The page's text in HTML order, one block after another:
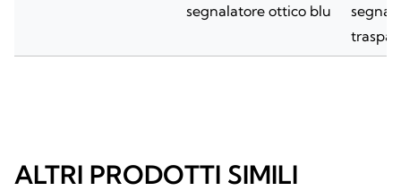
segnalatore ottico blu
ALTRI PRODOTTI SIMILI